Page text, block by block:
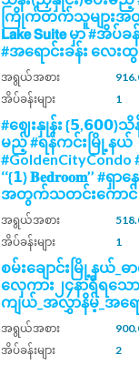
ကြိုက်တက်သူများအ
𝗟𝗮𝗸𝗲 𝗦𝘂𝗶𝘁𝗲 မှာ #အိပ်ခန်
#အရောင်းခန်း လေးထွ
အရွယ်အစား
အိပ်ခန်းများ
1
#ဈေးနှုန်း {𝟱,𝟲𝟬𝟬}သိ
မည့် #ရန်ကင်းမြို့နယ်
#GoldenCityCondo
‘‘{𝟭} 𝐁𝐞𝐝𝐫𝐨𝐨𝐦’’ #ရှာ
အတွက်သတင်းကောင်
အရွယ်အစား
အိပ်ခန်းများ
1
စမ်းချောင်းမြို့နယ်_ဓ
လှေကား၂၄နာရီရသေ
ကျယ်_အလွှာနိမ့်_အရေ
အရွယ်အစား
အိပ်ခန်းများ
2